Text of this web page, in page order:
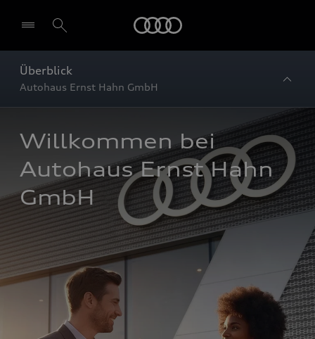
Überblick
Autohaus Ernst Hahn GmbH
Willkommen bei
Autohaus Ernst Hahn
GmbH